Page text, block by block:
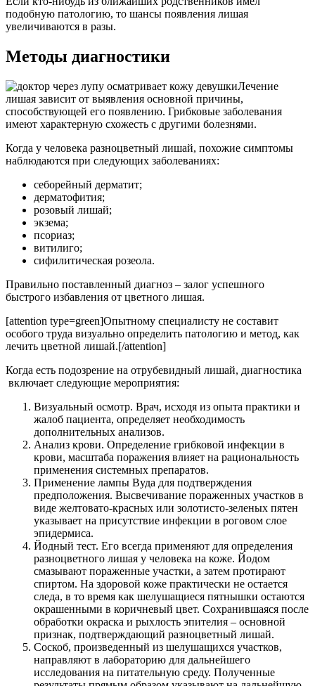
подобную патологию, то шансы появления лишая
увеличиваются в разы.
Методы диагностики
Лечение
лишая зависит от выявления основной причины,
способствующей его появлению. Грибковые заболевания
имеют характерную схожесть с другими болезнями.
Когда у человека разноцветный лишай, похожие симптомы
наблюдаются при следующих заболеваниях:
себорейный дерматит;
дерматофития;
розовый лишай;
экзема;
псориаз;
витилиго;
сифилитическая розеола.
Правильно поставленный диагноз – залог успешного
быстрого избавления от цветного лишая.
[attention type=green]Опытному специалисту не составит
особого труда визуально определить патологию и метод, как
лечить цветной лишай.[/attention]
Когда есть подозрение на отрубевидный лишай, диагностика
включает следующие мероприятия:
Визуальный осмотр. Врач, исходя из опыта практики и
жалоб пациента, определяет необходимость
дополнительных анализов.
Анализ крови. Определение грибковой инфекции в
крови, масштаба поражения влияет на рациональность
применения системных препаратов.
Применение лампы Вуда для подтверждения
предположения. Высвечивание пораженных участков в
виде желтовато-красных или золотисто-зеленых пятен
указывает на присутствие инфекции в роговом слое
эпидермиса.
Йодный тест. Его всегда применяют для определения
разноцветного лишая у человека на коже. Йодом
смазывают пораженные участки, а затем протирают
спиртом. На здоровой коже практически не остается
следа, в то время как шелушащиеся пятнышки остаются
окрашенными в коричневый цвет. Сохранившаяся после
обработки окраска и рыхлость эпителия – основной
признак, подтверждающий разноцветный лишай.
Соскоб, произведенный из шелушащихся участков,
направляют в лабораторию для дальнейшего
исследования на питательную среду. Полученные